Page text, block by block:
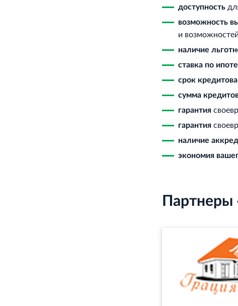
доступность
возможность
и
наличие
ставка по
срок
сумма
гарантия
гарантия
наличие
экономия